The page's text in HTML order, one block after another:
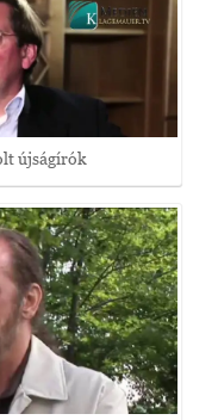
újságírók